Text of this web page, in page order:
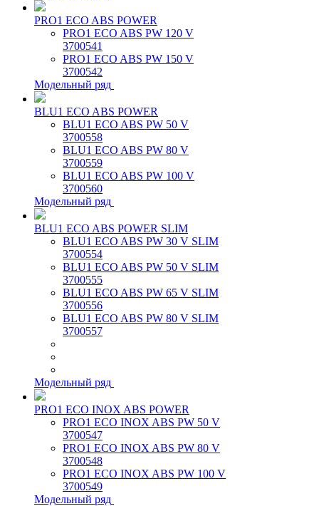
PRO1 ECO ABS POWER
PRO1 ECO ABS PW 120 V
3700541
PRO1 ECO ABS PW 150 V
3700542
Модельный ряд
BLU1 ECO ABS POWER
BLU1 ECO ABS PW 50 V
3700558
BLU1 ECO ABS PW 80 V
3700559
BLU1 ECO ABS PW 100 V
3700560
Модельный ряд
BLU1 ECO ABS POWER SLIM
BLU1 ECO ABS PW 30 V SLIM
3700554
BLU1 ECO ABS PW 50 V SLIM
3700555
BLU1 ECO ABS PW 65 V SLIM
3700556
BLU1 ECO ABS PW 80 V SLIM
3700557
Модельный ряд
PRO1 ECO INOX ABS POWER
PRO1 ECO INOX ABS PW 50 V
3700547
PRO1 ECO INOX ABS PW 80 V
3700548
PRO1 ECO INOX ABS PW 100 V
3700549
Модельный ряд